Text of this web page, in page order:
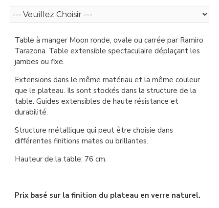
Table à manger Moon ronde, ovale ou carrée par Ramiro
Tarazona. Table extensible spectaculaire déplaçant les
jambes ou fixe.
Extensions dans le même matériau et la même couleur
que le plateau. Ils sont stockés dans la structure de la
table. Guides extensibles de haute résistance et
durabilité.
Structure métallique qui peut être choisie dans
différentes finitions mates ou brillantes.
Hauteur de la table: 76 cm.
Prix basé sur la finition du plateau en verre naturel.